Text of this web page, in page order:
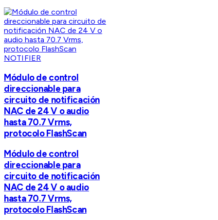
NOTIFIER
Módulo de control
direccionable para
circuito de notificación
NAC de 24 V o audio
hasta 70.7 Vrms,
protocolo FlashScan
Módulo de control
direccionable para
circuito de notificación
NAC de 24 V o audio
hasta 70.7 Vrms,
protocolo FlashScan